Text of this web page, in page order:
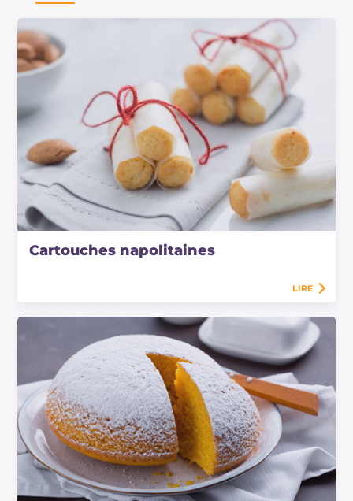
Cartouches napolitaines
LIRE